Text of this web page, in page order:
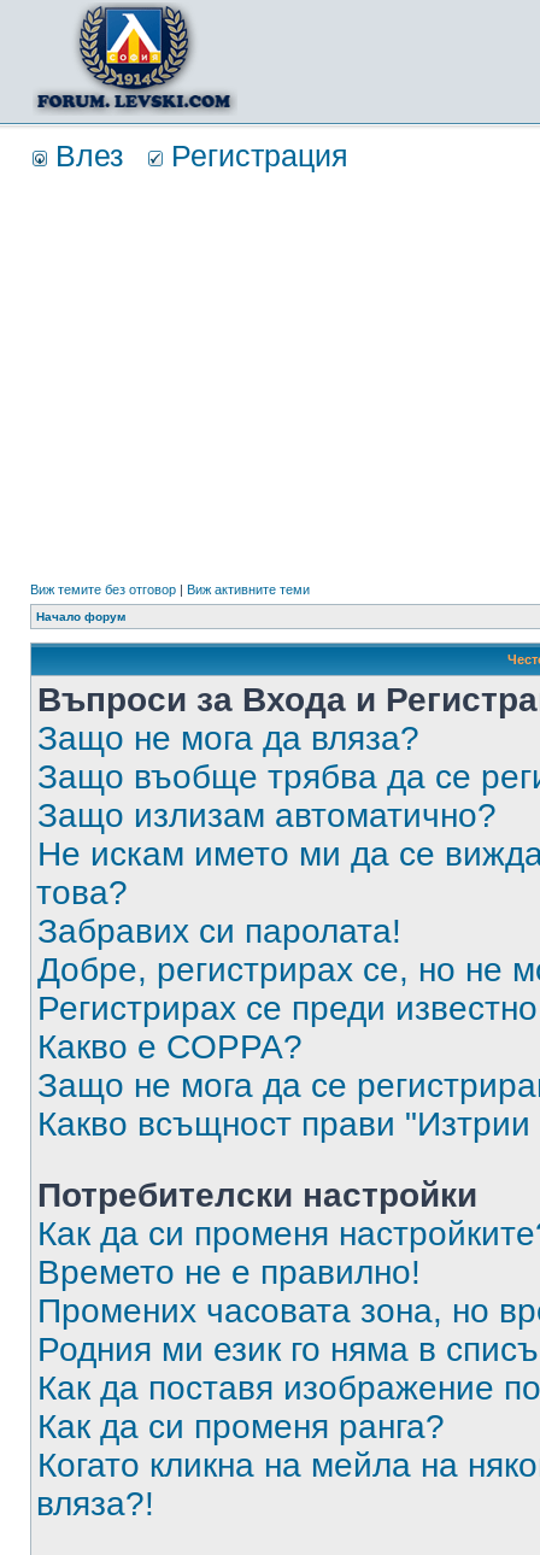
Влез Регистрация
Виж темите без отговор | Виж активните теми
Начало форум
Въпроси за Входа и
Защо не мога да вляза?
Защо въобще трябва да се
Защо излизам автоматично?
Не искам името ми да се
това?
Забравих си паролата!
Добре, регистрирах се, но не
Регистрирах се преди
Какво е COPPA?
Защо не мога да се
Какво всъщност прави "Изтрии
Потребителски настройки
Как да си променя
Времето не е правилно!
Промених часовата зона, но
Родния ми език го няма в
Как да поставя изображение
Как да си променя ранга?
Когато кликна на мейла на
вляза?!